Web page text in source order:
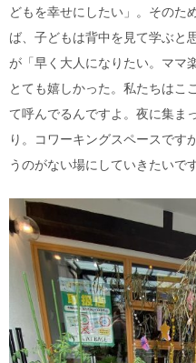
どもを幸せにしたい」。そのた
ば、子どもは背中を見て学ぶと
が「早く大人になりたい。ママ
とても嬉しかった。私たちはこ
て呼んでるんですよ。夜に集ま
り。コワーキングスペースです
うのがない場にしていきたいです